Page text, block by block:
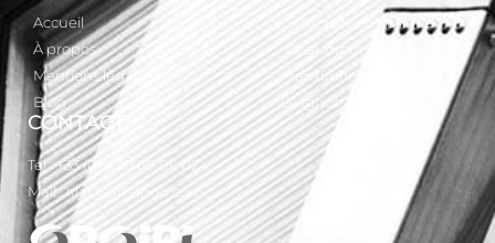
Accueil
À propos
Mentions légales
Blog
Structure métallique
Chaudronnerie
Serrurerie
Diagnostic
CONTACT
Tel : +33 (0) 3 20 60 06 02
Mail : kla@sarl-ando.com